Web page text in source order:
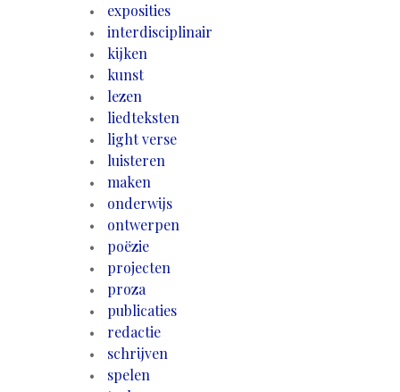
exposities
interdisciplinair
kijken
kunst
lezen
liedteksten
light verse
luisteren
maken
onderwijs
ontwerpen
poëzie
projecten
proza
publicaties
redactie
schrijven
spelen